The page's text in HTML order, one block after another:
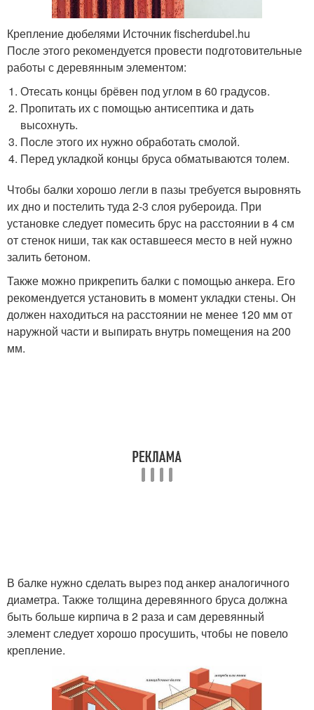
Крепление дюбелями Источник fischerdubel.hu
После этого рекомендуется провести подготовительные
работы с деревянным элементом:
Отесать концы брёвен под углом в 60 градусов.
Пропитать их с помощью антисептика и дать
высохнуть.
После этого их нужно обработать смолой.
Перед укладкой концы бруса обматываются толем.
Чтобы балки хорошо легли в пазы требуется выровнять
их дно и постелить туда 2-3 слоя рубероида. При
установке следует помесить брус на расстоянии в 4 см
от стенок ниши, так как оставшееся место в ней нужно
залить бетоном.
Также можно прикрепить балки с помощью анкера. Его
рекомендуется установить в момент укладки стены. Он
должен находиться на расстоянии не менее 120 мм от
наружной части и выпирать внутрь помещения на 200
мм.
В балке нужно сделать вырез под анкер аналогичного
диаметра. Также толщина деревянного бруса должна
быть больше кирпича в 2 раза и сам деревянный
элемент следует хорошо просушить, чтобы не повело
крепление.